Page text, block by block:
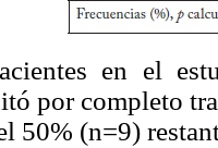
en el
por completo
50% (n=9)